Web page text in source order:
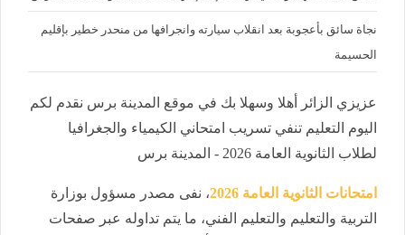
نجاة سائق بأعجوبة بعد انقلاب سيارته وانجرافها من منحدر خطير بإقليم
الحسيمة
عزيزي الزائر أهلا وسهلا بك في موقع المدينة برس نقدم لكم
اليوم التعليم تنفي تسريب امتحاني الكيمياء والجغرافيا
لطلاب الثانوية العامة 2026 - المدينة برس
امتحانات الثانوية العامة 2026
، نفى مصدر مسؤول بوزارة
التربية والتعليم والتعليم الفني، ما يتم تداوله عبر صفحات